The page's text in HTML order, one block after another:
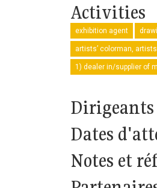
Activities
exhibition agent
artists’ colorman,
1) dealer in/supplier of
Dates
Notes et